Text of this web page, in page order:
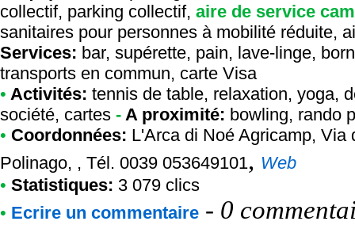
collectif, parking collectif, aire de service
sanitaires pour personnes à mobilité réduite,
Services: bar, supérette, pain, lave-linge,
transports en commun, carte Visa
• Activités: tennis de table, relaxation, yoga,
société, cartes - A proximité: bowling, rando
• Coordonnées: L'Arca di Noé Agricamp, Via
Polinago, , Tél. 0039 053649101, Web
• Statistiques: 3 079 clics
• Ecrire un commentaire - 0